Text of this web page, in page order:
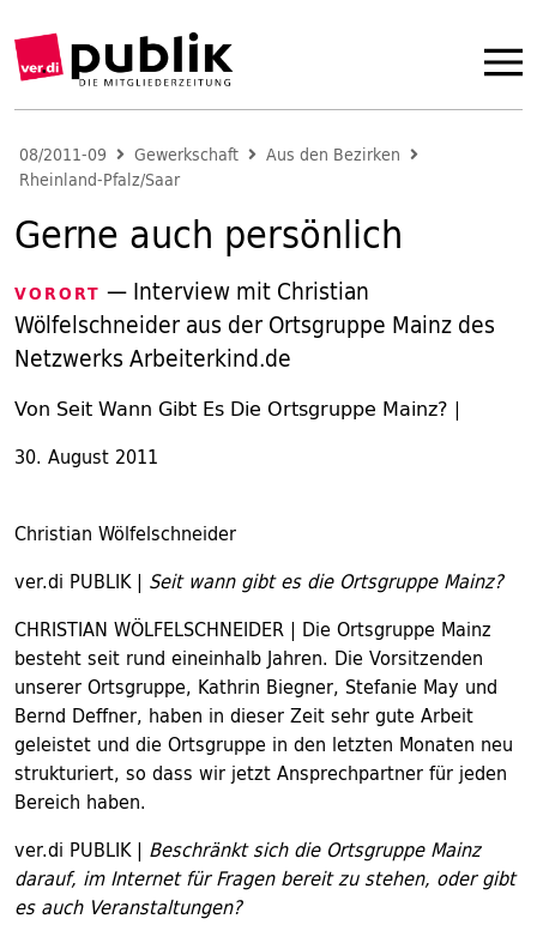
08/2011-09 Gewerkschaft
Aus den Bezirken
Rheinland-Pfalz/Saar
Gerne auch persönlich
VORORT — Interview mit Christian
Wölfelschneider aus der Ortsgruppe Mainz des
Netzwerks Arbeiterkind.de
Von Seit Wann Gibt Es Die Ortsgruppe Mainz? |
30. August 2011
Christian Wölfelschneider
ver.di PUBLIK | Seit wann gibt es die Ortsgruppe Mainz?
CHRISTIAN WÖLFELSCHNEIDER | Die Ortsgruppe Mainz
besteht seit rund eineinhalb Jahren. Die Vorsitzenden
unserer Ortsgruppe, Kathrin Biegner, Stefanie May und
Bernd Deffner, haben in dieser Zeit sehr gute Arbeit
geleistet und die Ortsgruppe in den letzten Monaten neu
strukturiert, so dass wir jetzt Ansprechpartner für jeden
Bereich haben.
ver.di PUBLIK | Beschränkt sich die Ortsgruppe Mainz
darauf, im Internet für Fragen bereit zu stehen, oder gibt
es auch Veranstaltungen?